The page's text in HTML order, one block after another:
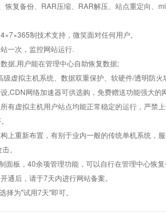
恢复备份、RAR压缩、RAR解压、站点重定向、
制技术支持，微笑面对任何用户。
一次，监控网站运行.
据,用户能在管理中心自助恢复数据;
级虚拟主机系统、数据双重保护、软硬件/透明防火
,CDN网络加速器可供选购，免费赠送功能强大
有虚拟主机用户站点均能正常稳定的运行，严禁
上重新布置，有别于业内一般的传统单机系统，
。
面板，40余项管理功能，可以自行在管理中心恢
通后，请于7天内进行网站备案。
择为"试用7天"即可。